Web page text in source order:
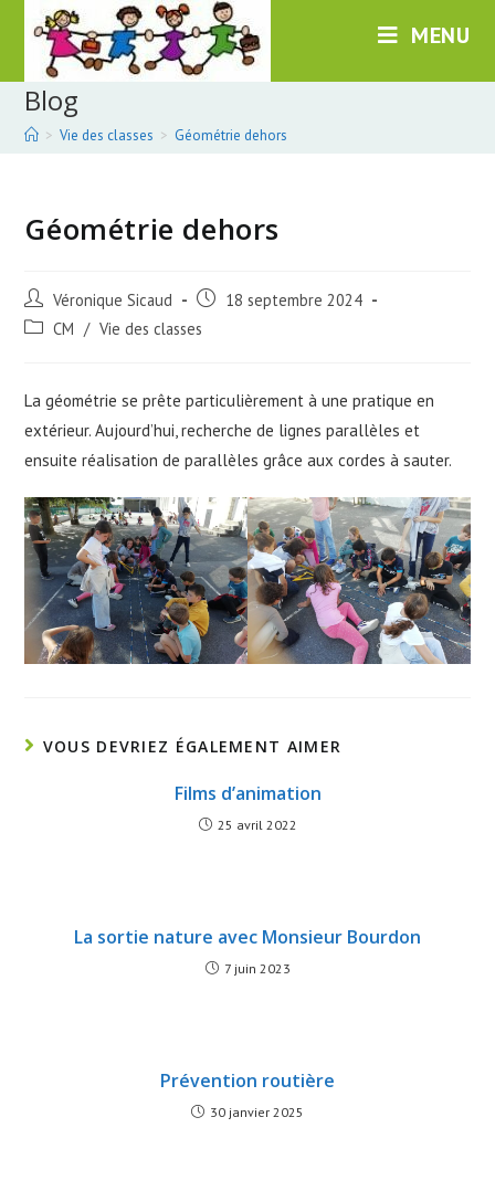
content
MENU
Blog
> Vie des classes > Géométrie dehors
Géométrie dehors
Post
author:
Véronique Sicaud
Post
published:
18 septembre 2024
Post CM / Vie des classes
La géométrie se prête particulièrement à une pratique en
extérieur. Aujourd’hui, recherche de lignes parallèles et
ensuite réalisation de parallèles grâce aux cordes à sauter.
VOUS DEVRIEZ ÉGALEMENT AIMER
Films d’animation
25 avril 2022
La sortie nature avec Monsieur Bourdon
7 juin 2023
Prévention routière
30 janvier 2025